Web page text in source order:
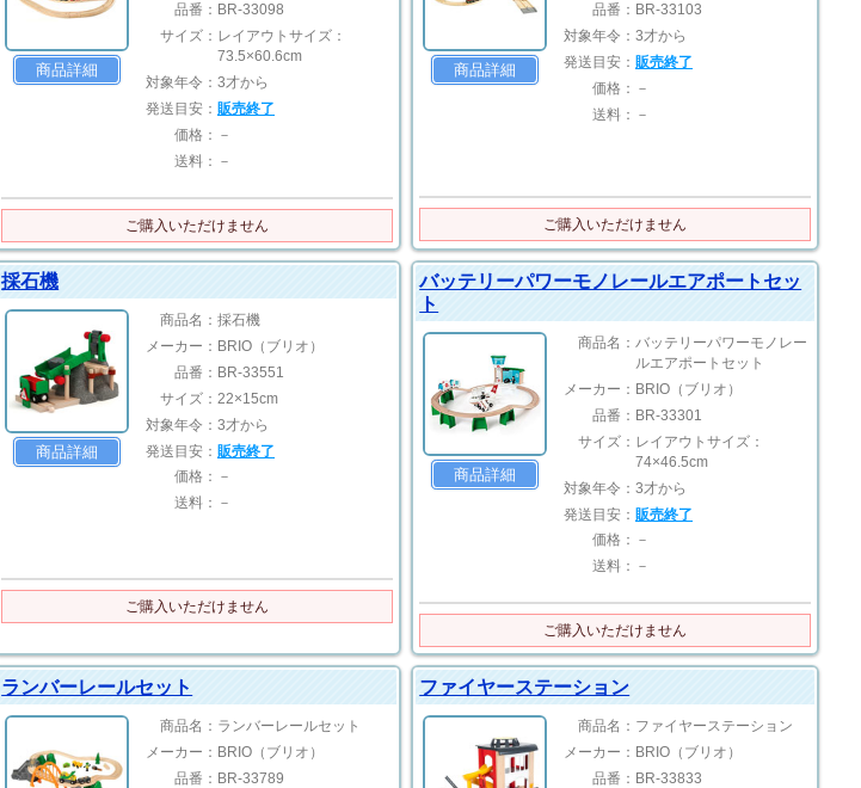
商品詳細
品番： BR-33098
サイズ： レイアウトサイズ：
73.5×60.6cm
対象年令： 3才から
発送目安： 販売終了
価格： －
送料： －
ご購入いただけません
商品詳細
品番： BR-33103
対象年令： 3才から
発送目安： 販売終了
価格： －
送料： －
ご購入いただけません
採石機
商品詳細
商品名： 採石機
メーカー： BRIO（ブリオ）
品番： BR-33551
サイズ： 22×15cm
対象年令： 3才から
発送目安： 販売終了
価格： －
送料： －
ご購入いただけません
バッテリーパワーモノレールエアポートセッ
ト
商品詳細
商品名： バッテリーパワーモノレー
ルエアポートセット
メーカー： BRIO（ブリオ）
品番： BR-33301
サイズ： レイアウトサイズ：
74×46.5cm
対象年令： 3才から
発送目安： 販売終了
価格： －
送料： －
ご購入いただけません
ランバーレールセット
商品名： ランバーレールセット
メーカー： BRIO（ブリオ）
品番： BR-33789
ファイヤーステーション
商品名： ファイヤーステーション
メーカー： BRIO（ブリオ）
品番： BR-33833